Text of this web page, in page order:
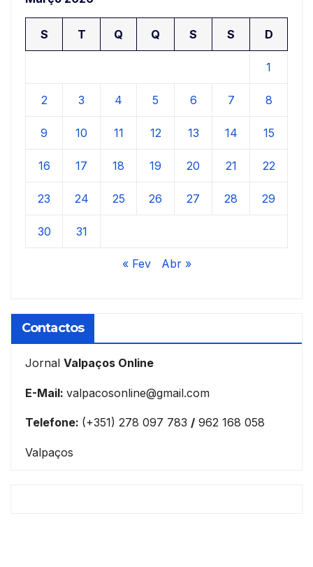
S T Q Q S S D
1
2 3 4 5 6 7 8
9 10 11 12 13 14 15
16 17 18 19 20 21 22
23 24 25 26 27 28 29
30 31
« Fev Abr »
Contactos
Jornal Valpaços Online
E-Mail: valpacosonline@gmail.com
Telefone: (+351) 278 097 783 / 962 168 058
Valpaços